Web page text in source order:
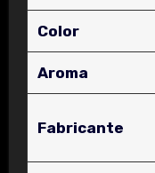
Color
Aroma
Fabricante